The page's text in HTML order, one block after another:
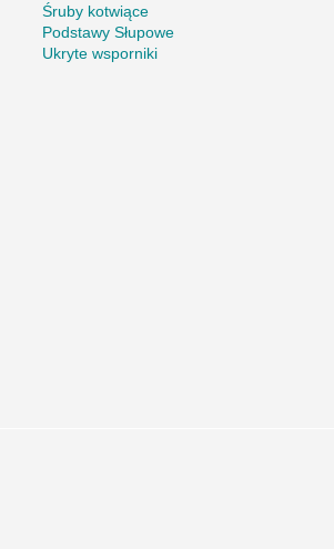
Śruby kotwiące
Podstawy Słupowe
Ukryte wsporniki